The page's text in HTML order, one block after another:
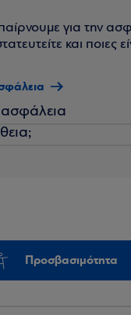
για την
και ποιες
ασφάλεια
Προσβασιμότητα